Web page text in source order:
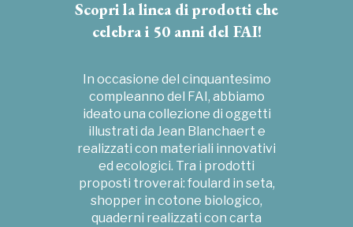
Scopri la linea di prodotti che
celebra i 50 anni del FAI!
In occasione del cinquantesimo
compleanno del FAI, abbiamo
ideato una collezione di oggetti
illustrati da Jean Blanchaert e
realizzati con materiali innovativi
ed ecologici. Tra i prodotti
proposti troverai: foulard in seta,
shopper in cotone biologico,
quaderni realizzati con carta